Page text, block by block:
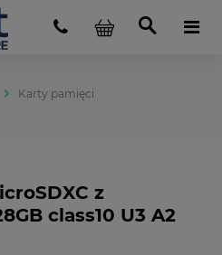
Karty pamięci
z
class10 U3 A2